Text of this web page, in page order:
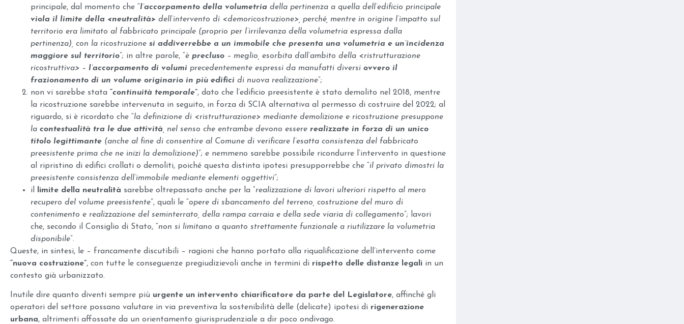
principale, dal momento che “l’accorpamento della volumetria della pertinenza a quella dell’edificio principale
viola il limite della <neutralità> dell’intervento di <demoricostruzione>, perché, mentre in origine l’impatto sul
territorio era limitato al fabbricato principale (proprio per l’irrilevanza della volumetria espressa dalla
pertinenza), con la ricostruzione si addiverrebbe a un immobile che presenta una volumetria e un’incidenza
maggiore sul territorio”; in altre parole, “è precluso – meglio, esorbita dall’ambito della <ristrutturazione
ricostruttiva> – l’accorpamento di volumi precedentemente espressi da manufatti diversi ovvero il
frazionamento di un volume originario in più edifici di nuova realizzazione”;
non vi sarebbe stata “continuità temporale”, dato che l’edificio preesistente è stato demolito nel 2018, mentre
la ricostruzione sarebbe intervenuta in seguito, in forza di SCIA alternativa al permesso di costruire del 2022; al
riguardo, si è ricordato che “la definizione di <ristrutturazione> mediante demolizione e ricostruzione presuppone
la contestualità tra le due attività , nel senso che entrambe devono essere realizzate in forza di un unico
titolo legittimante (anche al fine di consentire al Comune di verificare l’esatta consistenza del fabbricato
preesistente prima che ne inizi la demolizione)”; e nemmeno sarebbe possibile ricondurre l’intervento in questione
al ripristino di edifici crollati o demoliti, poiché questa distinta ipotesi presupporrebbe che “il privato dimostri la
preesistente consistenza dell’immobile mediante elementi oggettivi”;
il
limite della neutralità sarebbe oltrepassato anche per la “realizzazione di lavori ulteriori rispetto al mero
recupero del volume preesistente”, quali le “opere di sbancamento del terreno, costruzione del muro di
contenimento e realizzazione del seminterrato, della rampa carraia e della sede viaria di collegamento”; lavori
che, secondo il Consiglio di Stato, “non si limitano a quanto strettamente funzionale a riutilizzare la volumetria
disponibile”.
Queste, in sintesi, le – francamente discutibili – ragioni che hanno portato alla riqualificazione dell’intervento come
“nuova costruzione”, con tutte le conseguenze pregiudizievoli anche in termini di rispetto delle distanze legali in un
contesto già urbanizzato.
Inutile dire quanto diventi sempre più urgente un intervento chiarificatore da parte del Legislatore, affinché gli
operatori del settore possano valutare in via preventiva la sostenibilità delle (delicate) ipotesi di rigenerazione
urbana, altrimenti affossate da un orientamento giurisprudenziale a dir poco ondivago.